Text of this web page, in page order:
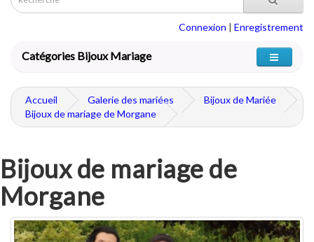
Connexion | Enregistrement
Catégories Bijoux Mariage
Accueil Galerie des mariées
Bijoux de Mariée
Bijoux de mariage de Morgane
Bijoux de mariage de
Morgane